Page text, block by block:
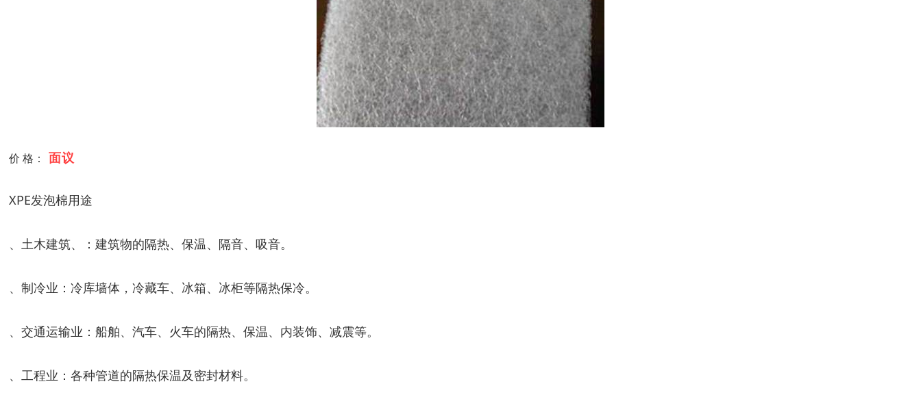
价 格： 面议
XPE发泡棉用途
、土木建筑、：建筑物的隔热、保温、隔音、吸音。
、制冷业：冷库墙体，冷藏车、冰箱、冰柜等隔热保冷。
、交通运输业：船舶、汽车、火车的隔热、保温、内装饰、减震等。
、工程业：各种管道的隔热保温及密封材料。